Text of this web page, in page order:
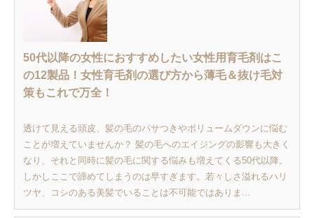
50代以降の女性におすすめしたい女性用育毛剤はこ
の12製品！女性育毛剤の選び方から薄毛＆抜け毛対
策もこれで万全！
透けて見える頭皮、髪の毛のパサつきやボリュームダウンに悩む
ことが増えていませんか？ 髪の毛へのエイジングの影響も大きく
なり、それと同時に髪の毛に関する悩みも増えてくる50代以降。
しかしここで諦めてしまうのは早すぎます。若々しさ溢れるハリ
ツヤ、コシのある美髪でいることは不可能ではありま...